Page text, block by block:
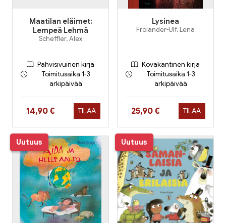
Maatilan eläimet:
Lempeä Lehmä
Scheffler, Alex
Pahvisivuinen kirja
Toimitusaika 1-3
arkipäivää
Hinta nyt
14,90 € TILAA
Lysinea
Frölander-Ulf, Lena
Kovakantinen kirja
Toimitusaika 1-3
arkipäivää
Hinta nyt
25,90 € TILAA
Uutuus Uutuus